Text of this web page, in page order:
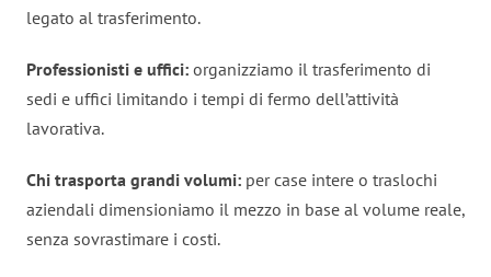
legato al trasferimento.
Professionisti e uffici: organizziamo il trasferimento di
sedi e uffici limitando i tempi di fermo dell’attività
lavorativa.
Chi trasporta grandi volumi: per case intere o traslochi
aziendali dimensioniamo il mezzo in base al volume reale,
senza sovrastimare i costi.